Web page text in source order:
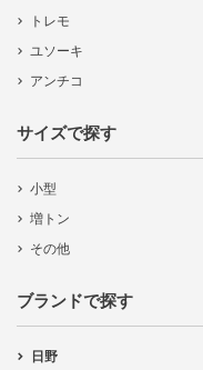
トレモ
ユソーキ
アンチコ
サイズで探す
小型
増トン
その他
ブランドで探す
日野